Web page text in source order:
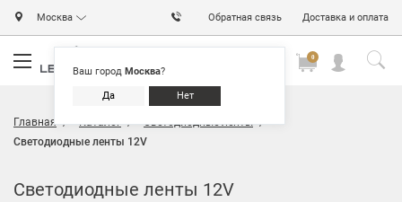
Москва
Ваш город Москва?
Да Нет
Обратная связь Доставка и оплата
0
Главная Каталог
Светодиодные ленты
Светодиодные ленты 12V
Светодиодные ленты 12V